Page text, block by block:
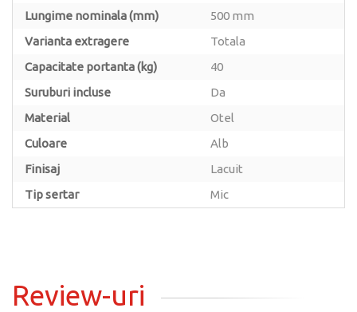
Lungime nominala (mm)
500 mm
Varianta extragere
Totala
Capacitate portanta (kg)
40
Suruburi incluse
Da
Material
Otel
Culoare
Alb
Finisaj
Lacuit
Tip sertar
Mic
Review-uri